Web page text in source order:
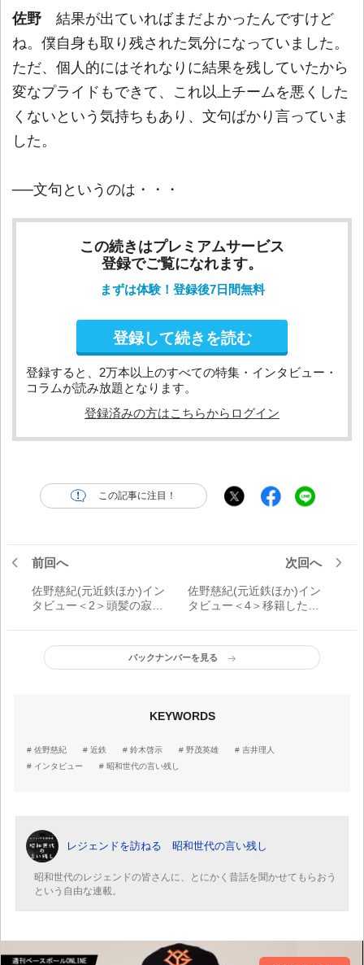
佐野 結果が出ていればまだよかったんですけど
ね。僕自身も取り残された気分になっていました。
ただ、個人的にはそれなりに結果を残していたから
変なプライドもできて、これ以上チームを悪くした
くないという気持ちもあり、文句ばかり言っていま
した。
──文句というのは・・・
この続きはプレミアムサービス
登録でご覧になれます。
まずは体験！登録後7日間無料
登録して続きを読む
登録すると、2万本以上のすべての特集・インタビュー・
コラムが読み放題となります。
登録済みの方はこちらからログイン
この記事に注目！
前回へ
佐野慈紀(元近鉄ほか)イン
タビュー＜2＞頭髪の寂し
いう家系なので」
次回へ
佐野慈紀(元近鉄ほか)イン
タビュー＜4＞移籍した中
率8.10「腐っていまし
た……」
バックナンバーを見る
KEYWORDS
佐野慈紀 近鉄 鈴木啓示 野茂英雄
吉井理人
インタビュー
昭和世代の言い残し
レジェンドを訪ねる 昭和世代の言い残し
昭和世代のレジェンドの皆さんに、とにかく昔話を聞かせてもらおう
という自由な連載。